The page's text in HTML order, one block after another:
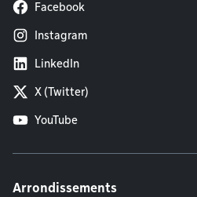
Facebook
Instagram
LinkedIn
X (Twitter)
YouTube
Arrondissements